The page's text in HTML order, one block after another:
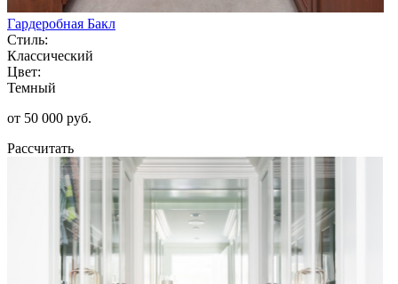
Гардеробная Бакл
Стиль:
Классический
Цвет:
Темный
от 50 000 руб.
Рассчитать